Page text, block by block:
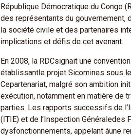
République Démocratique du Congo
des représentants du
la société civile et des partenaires
implications et défis de cet avenant.
En 2008, la RDCsignait une
établissantle projet Sicomines sous
Cepartenariat, malgré son ambition
exécution, notamment en matière de
parties. Les rapports successifs de
(ITIE) et de l’Inspection Généraledes
dysfonctionnements, appelant àune